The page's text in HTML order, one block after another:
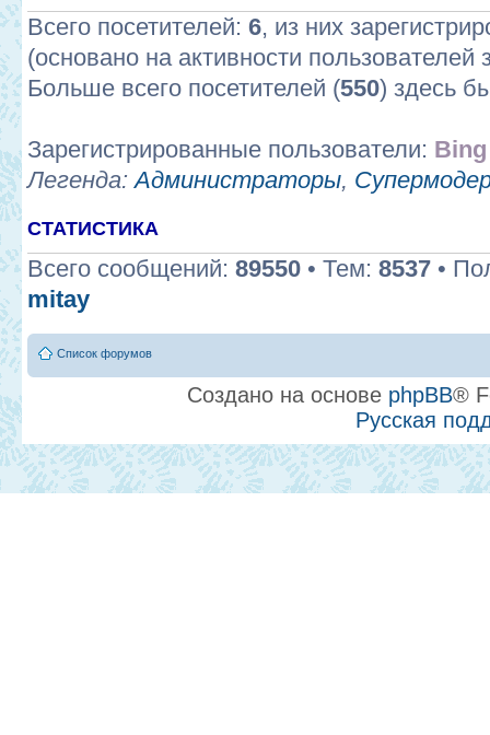
Всего посетителей: 6, из них
(основано на активности пользователей
Больше всего посетителей (550) здесь
Зарегистрированные пользователи:
Легенда:Администраторы,
СТАТИСТИКА
Всего сообщений: 89550 • Тем: 8537 •
mitay
Список форумов
Создано на основе phpBB®
Русская